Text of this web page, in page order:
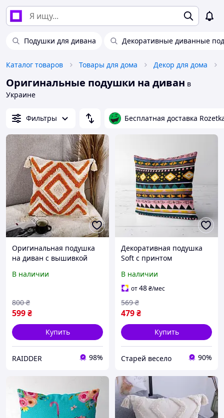
Подушки для дивана Декоративные диванные
Каталог товаров Товары для дома Декор для дома
Оригинальные подушки на диван в
Украине
Фильтры Бесплатная доставка
Оригинальная подушка
на диван с вышивкой
Бежевая с коричневым
В наличии
599₴
800 ₴
Купить
RAIDDER 98%
Декоративная подушка
Soft с принтом
на черном фоне" 45х45
см
В наличии
от48₴/мес
479₴
569 ₴
Купить
Cтарей весело 90%